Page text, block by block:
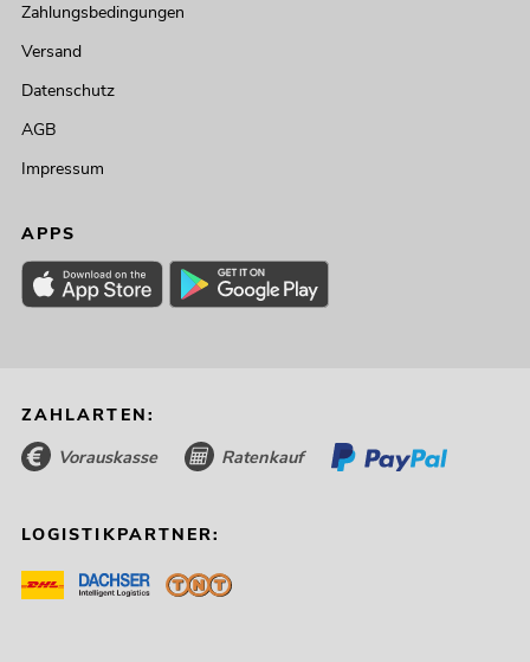
Zahlungsbedingungen
Versand
Datenschutz
AGB
Impressum
APPS
ZAHLARTEN:
Vorauskasse Ratenkauf
LOGISTIKPARTNER: